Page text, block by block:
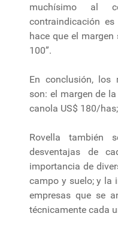
muchísimo al
contraindicación
hace que el
100”.
En conclusión, los
son: el margen de
canola US$ 180/
Rovella también
desventajas de
importancia de
campo y suelo; y la
empresas que se
técnicamente cada